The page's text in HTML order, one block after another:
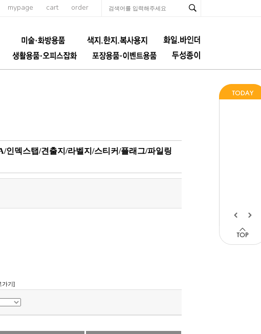
mypage cart order
인덱스탭/견출지/라벨지/스티커/플래그/파일링
가기]